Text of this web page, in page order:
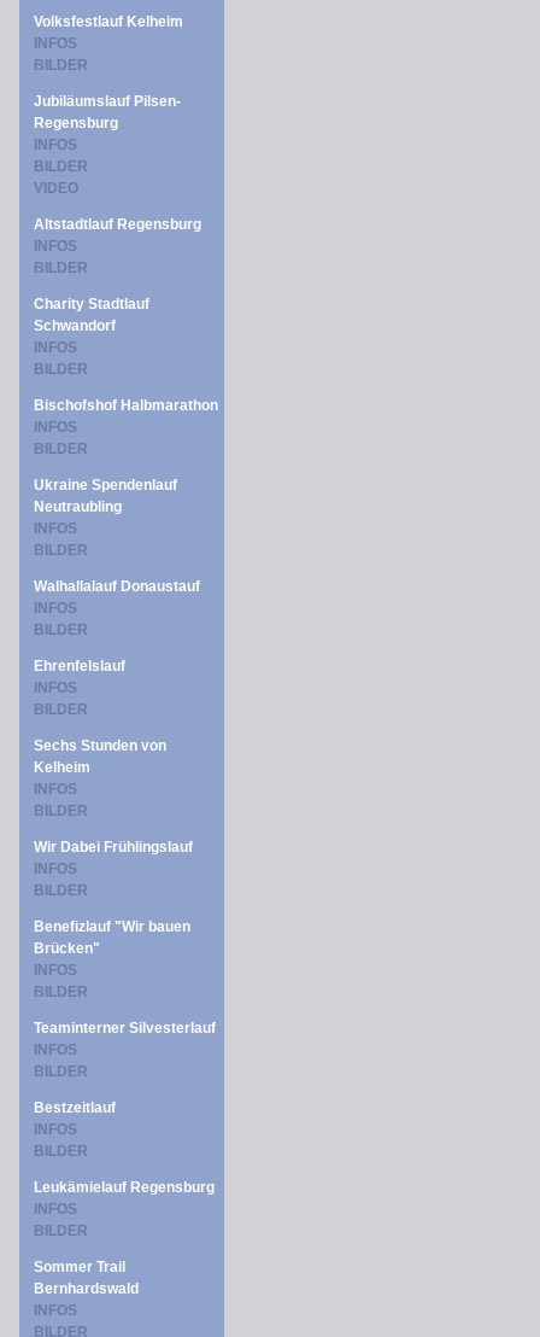
Volksfestlauf Kelheim
INFOS
BILDER
Jubiläumslauf Pilsen-
Regensburg
INFOS
BILDER
VIDEO
Altstadtlauf Regensburg
INFOS
BILDER
Charity Stadtlauf
Schwandorf
INFOS
BILDER
Bischofshof Halbmarathon
INFOS
BILDER
Ukraine Spendenlauf
Neutraubling
INFOS
BILDER
Walhallalauf Donaustauf
INFOS
BILDER
Ehrenfelslauf
INFOS
BILDER
Sechs Stunden von
Kelheim
INFOS
BILDER
Wir Dabei Frühlingslauf
INFOS
BILDER
Benefizlauf "Wir bauen
Brücken"
INFOS
BILDER
Teaminterner Silvesterlauf
INFOS
BILDER
Bestzeitlauf
INFOS
BILDER
Leukämielauf Regensburg
INFOS
BILDER
Sommer Trail
Bernhardswald
INFOS
BILDER